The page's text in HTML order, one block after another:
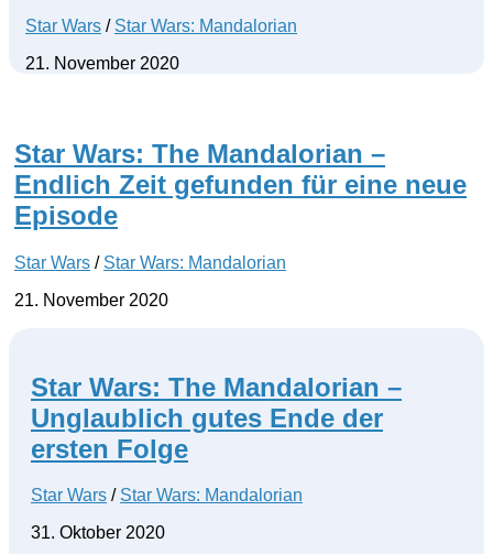
Star Wars / Star Wars: Mandalorian
21. November 2020
Star Wars: The Mandalorian –
Endlich Zeit gefunden für eine neue
Episode
Star Wars / Star Wars: Mandalorian
21. November 2020
Star Wars: The Mandalorian –
Unglaublich gutes Ende der
ersten Folge
Star Wars / Star Wars: Mandalorian
31. Oktober 2020